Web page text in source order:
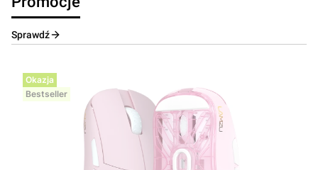
Sprawdź
Okazja
Bestseller